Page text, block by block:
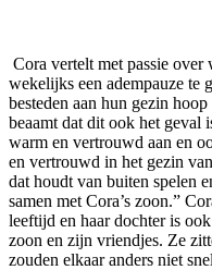
Cora vertelt met passie
wekelijks een adempauze te
besteden aan hun gezin
beaamt dat dit ook het geval
warm en vertrouwd aan en
en vertrouwd in het gezin
dat houdt van buiten spelen
samen met Cora’s zoon.”
leeftijd en haar dochter is
zoon en zijn vriendjes. Ze
zouden elkaar anders niet